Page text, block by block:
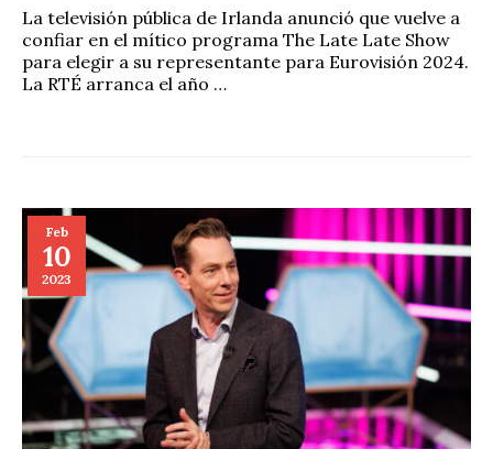
La televisión pública de Irlanda anunció que vuelve a
confiar en el mítico programa The Late Late Show
para elegir a su representante para Eurovisión 2024.
La RTÉ arranca el año …
Feb
10
2023